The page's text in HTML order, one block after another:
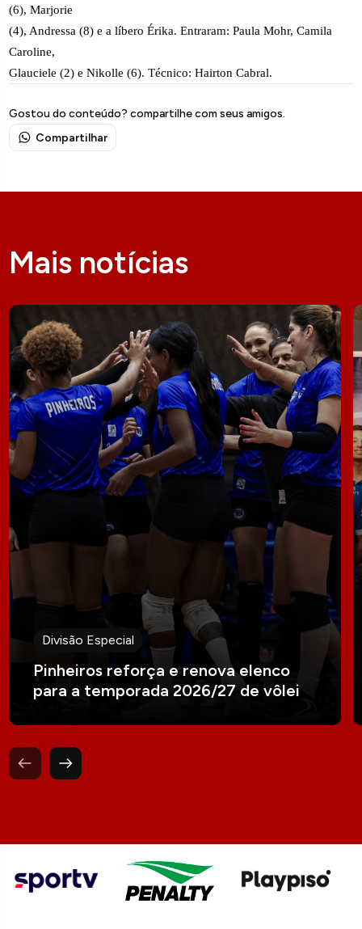
(6), Marjorie
(4), Andressa (8) e a líbero Érika. Entraram: Paula Mohr, Camila
Caroline,
Glauciele (2) e Nikolle (6). Técnico: Hairton Cabral.
Gostou do conteúdo? compartilhe com seus amigos.
Compartilhar
Mais notícias
Divisão Especial
Pinheiros reforça e renova elenco
para a temporada 2026/27 de vôlei